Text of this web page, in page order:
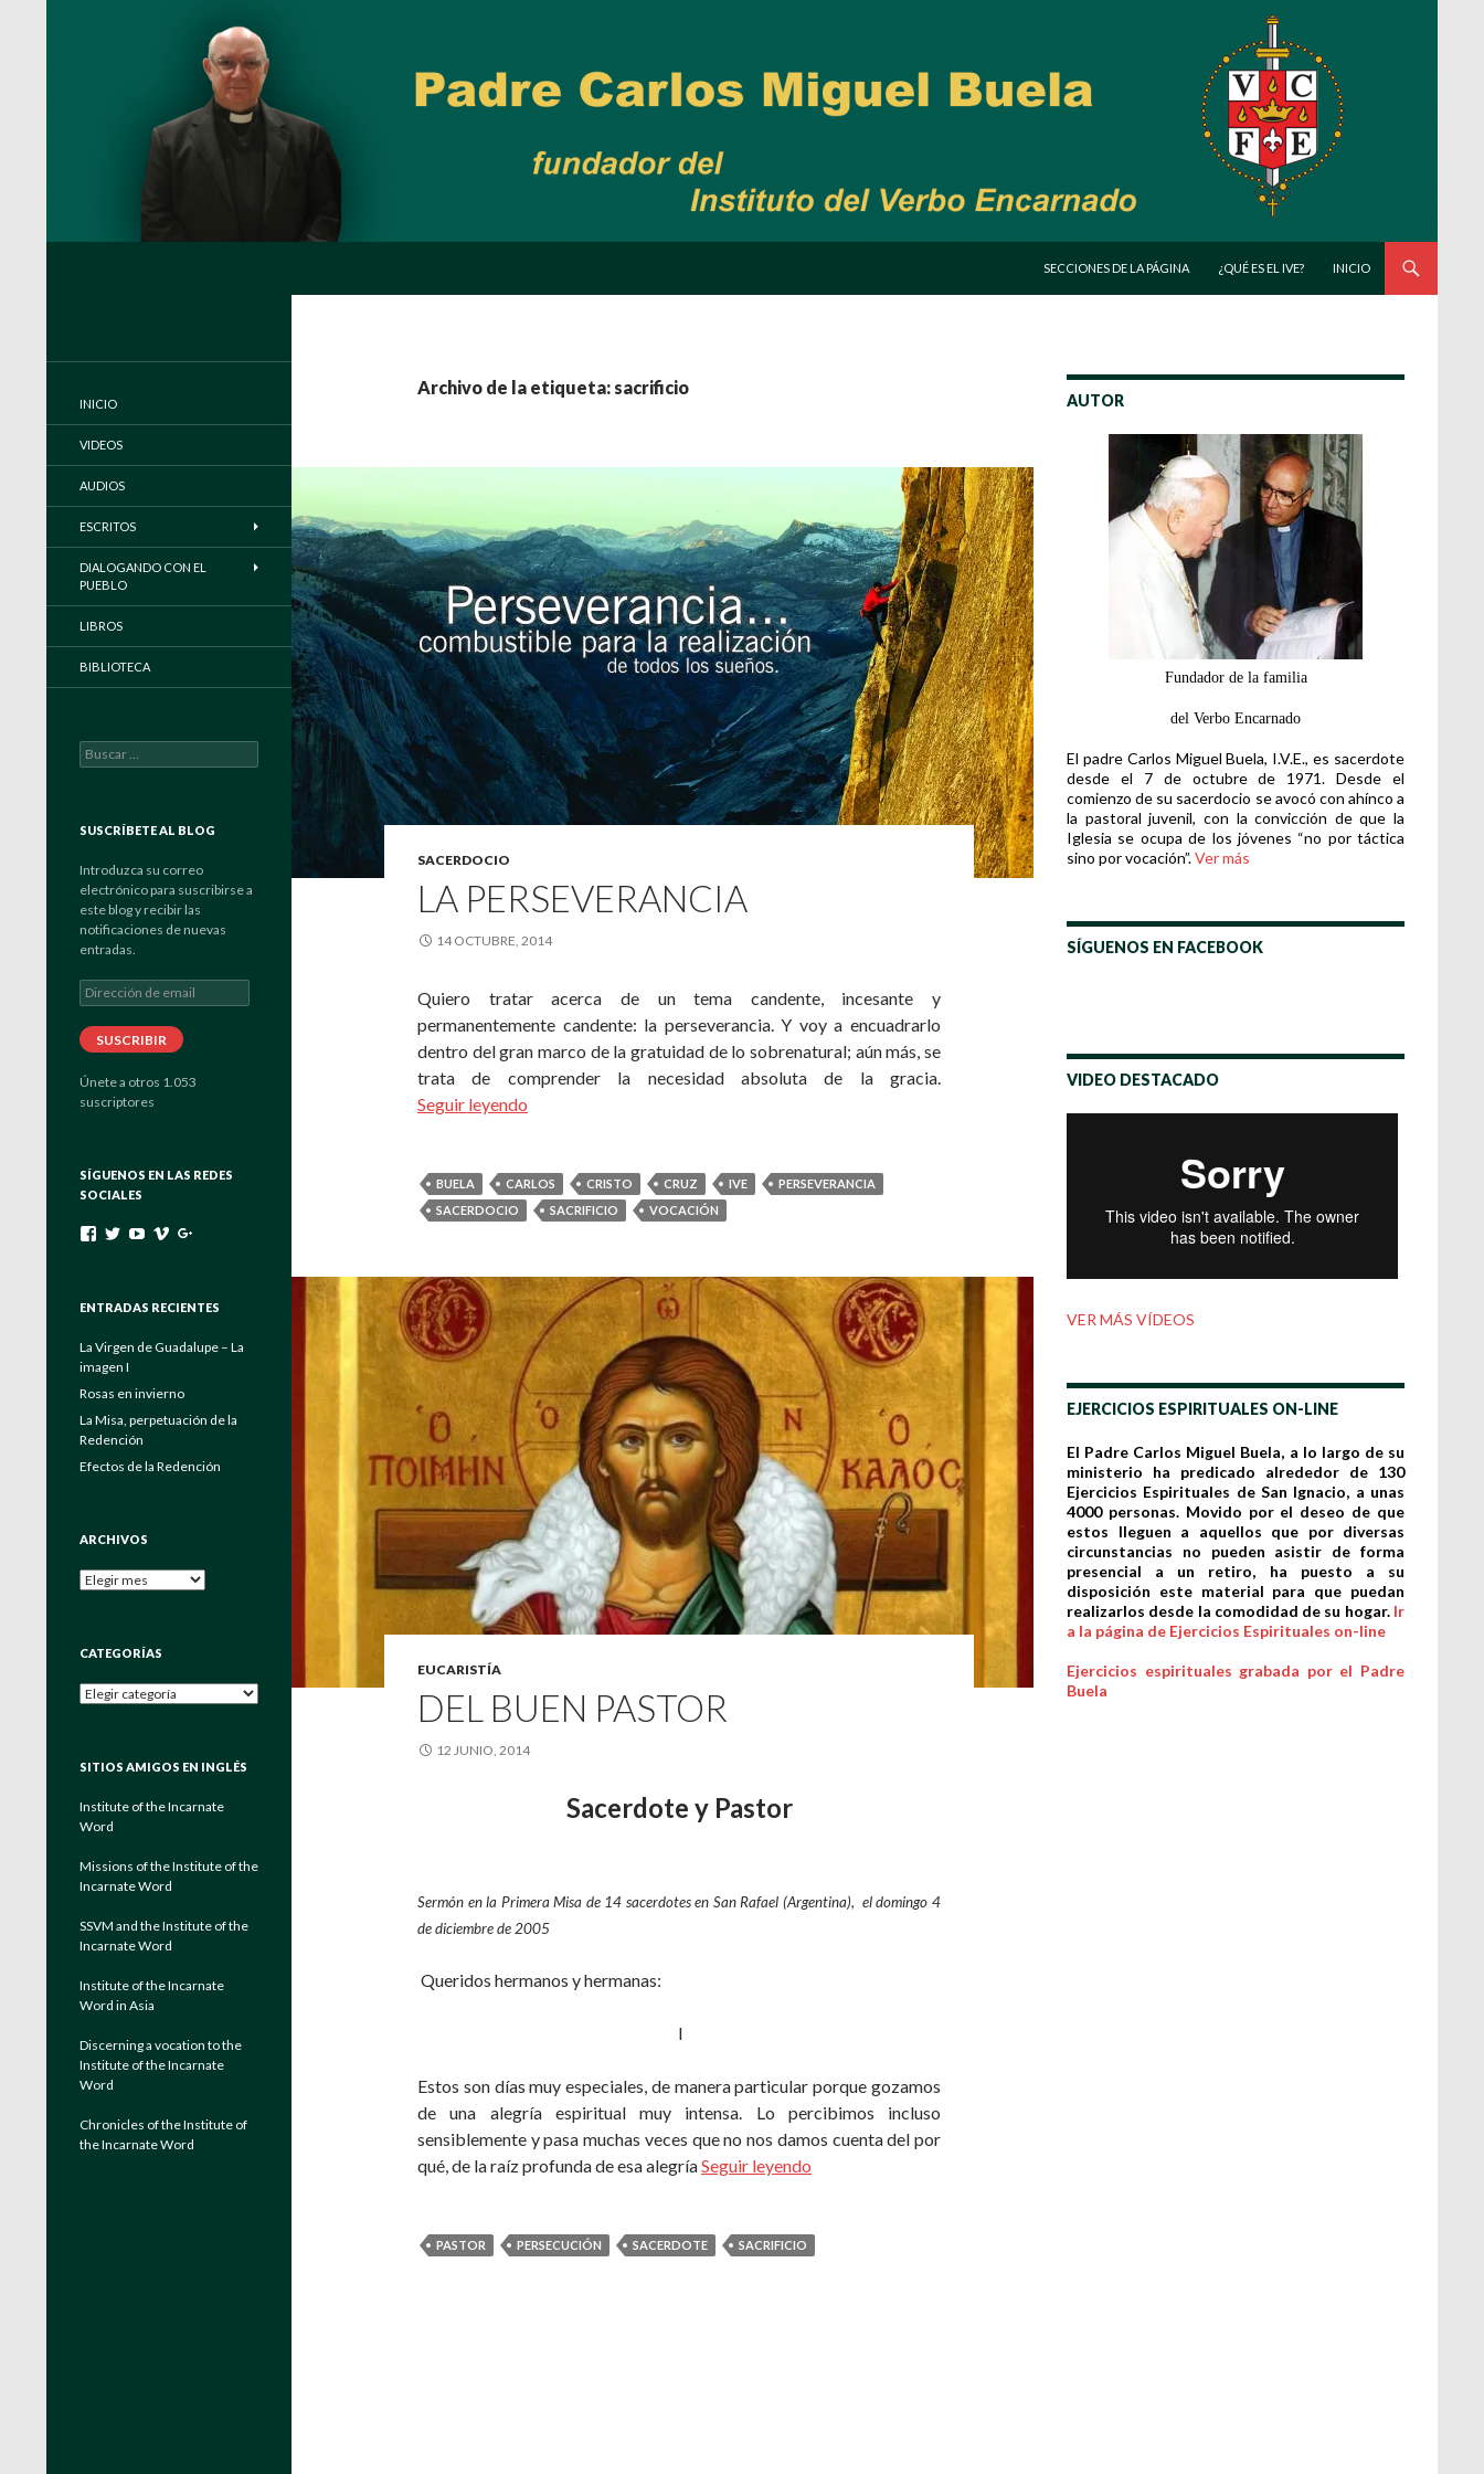
SECCIONES DE LA PÁGINA
¿QUÉ ES EL IVE? INICIO
Archivo de la etiqueta: sacrificio
SACERDOCIO
LA PERSEVERANCIA
14 OCTUBRE, 2014
Quiero tratar acerca de un tema candente, incesante y
permanentemente candente: la perseverancia. Y voy a encuadrarlo
dentro del gran marco de la gratuidad de lo sobrenatural; aún más, se
trata de comprender la necesidad absoluta de la gracia.
Seguir leyendo
BUELA CARLOS CRISTO CRUZ IVE
PERSEVERANCIA
SACERDOCIO
SACRIFICIO VOCACIÓN
EUCARISTÍA
DEL BUEN PASTOR
12 JUNIO, 2014
Sacerdote y Pastor
Sermón en la Primera Misa de 14 sacerdotes en San Rafael (Argentina), el domingo 4
de diciembre de 2005
Queridos hermanos y hermanas:
I
Estos son días muy especiales, de manera particular porque gozamos
de una alegría espiritual muy intensa. Lo percibimos incluso
sensiblemente y pasa muchas veces que no nos damos cuenta del por
qué, de la raíz profunda de esa alegríaSeguir leyendo
PASTOR PERSECUCIÓN SACERDOTE SACRIFICIO
AUTOR
Fundador de la familia
del Verbo Encarnado
El padre Carlos Miguel Buela, I.V.E., es sacerdote
desde el 7 de octubre de 1971. Desde el
comienzo de su sacerdocio se avocó con ahínco a
la pastoral juvenil, con la convicción de que la
Iglesia se ocupa de los jóvenes “no por táctica
sino por vocación”.Ver más
SÍGUENOS EN FACEBOOK
VIDEO DESTACADO
VER MÁS VÍDEOS
EJERCICIOS ESPIRITUALES ON-LINE
El Padre Carlos Miguel Buela, a lo largo de su
ministerio ha predicado alrededor de 130
Ejercicios Espirituales de San Ignacio, a unas
4000 personas. Movido por el deseo de que
estos lleguen a aquellos que por diversas
circunstancias no pueden asistir de forma
presencial a un retiro, ha puesto a su
disposición este material para que puedan
realizarlos desde la comodidad de su hogar. Ir
a la página de Ejercicios Espirituales on-line
Ejercicios espirituales grabada por el Padre
Buela
INICIO
VIDEOS
AUDIOS
ESCRITOS
DIALOGANDO CON EL
PUEBLO
LIBROS
BIBLIOTECA
Buscar:
SUSCRÍBETE AL BLOG
Introduzca su correo
electrónico para suscribirse a
este blog y recibir las
notificaciones de nuevas
entradas.
Dirección
de
email
SUSCRIBIR
Únete a otros 1.053
suscriptores
SÍGUENOS EN LAS REDES
SOCIALES
Ver
en
Ver
en
Ver
UC4EayOVcE8_Eya6keuGFrAg
en
Ver
en
103464204175546131222
en
ENTRADAS RECIENTES
La Virgen de Guadalupe – La
imagen I
Rosas en invierno
La Misa, perpetuación de la
Redención
Efectos de la Redención
ARCHIVOS
Archivos
CATEGORÍAS
Categorías
SITIOS AMIGOS EN INGLÉS
Institute of the Incarnate
Word
Missions of the Institute of the
Incarnate Word
SSVM and the Institute of the
Incarnate Word
Institute of the Incarnate
Word in Asia
Discerning a vocation to the
Institute of the Incarnate
Word
Chronicles of the Institute of
the Incarnate Word